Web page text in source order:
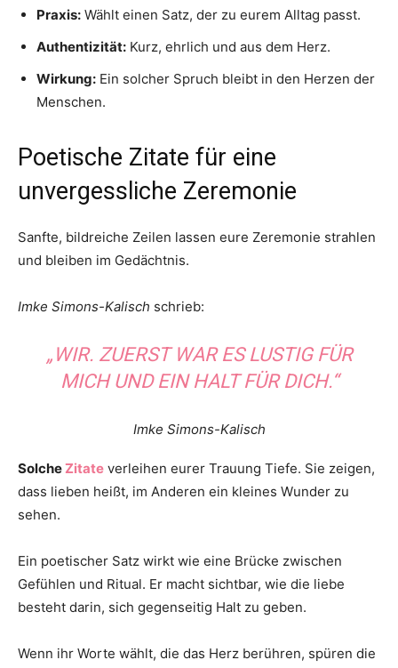
Praxis: Wählt einen Satz, der zu eurem Alltag passt.
Authentizität: Kurz, ehrlich und aus dem Herz.
Wirkung: Ein solcher Spruch bleibt in den Herzen der
Menschen.
Poetische Zitate für eine
unvergessliche Zeremonie
Sanfte, bildreiche Zeilen lassen eure Zeremonie strahlen
und bleiben im Gedächtnis.
Imke Simons-Kalisch schrieb:
„WIR. ZUERST WAR ES LUSTIG FÜR
MICH UND EIN HALT FÜR DICH.“
Imke Simons-Kalisch
SolcheZitate verleihen eurer Trauung Tiefe. Sie zeigen,
dass lieben heißt, im Anderen ein kleines Wunder zu
sehen.
Ein poetischer Satz wirkt wie eine Brücke zwischen
Gefühlen und Ritual. Er macht sichtbar, wie die liebe
besteht darin, sich gegenseitig Halt zu geben.
Wenn ihr Worte wählt, die das Herz berühren, spüren die